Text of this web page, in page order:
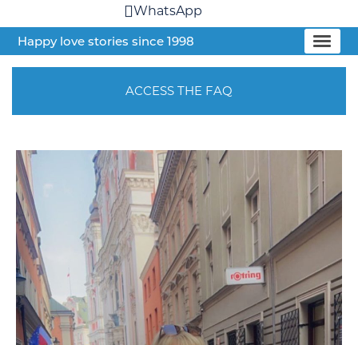
WhatsApp
Happy love stories since 1998
ACCESS THE FAQ